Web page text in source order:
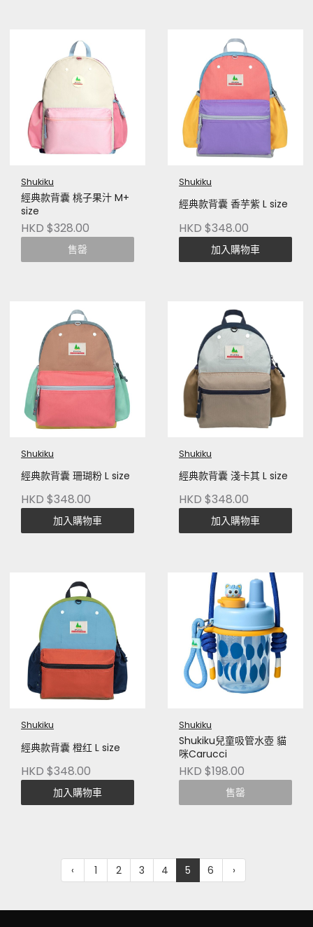
Shukiku
經典款背囊 桃子果汁 M+
size
HKD $328.00
售罄
Shukiku
經典款背囊 香芋紫 L size
HKD $348.00
加入購物車
Shukiku
經典款背囊 珊瑚粉 L size
HKD $348.00
加入購物車
Shukiku
經典款背囊 淺卡其 L size
HKD $348.00
加入購物車
Shukiku
經典款背囊 橙红 L size
HKD $348.00
加入購物車
Shukiku
Shukiku兒童吸管水壺 貓
咪Carucci
HKD $198.00
售罄
‹ 1 2 3 4 5 6 ›